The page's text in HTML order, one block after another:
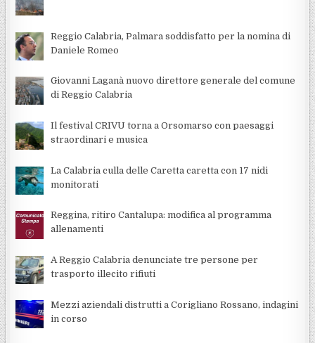
Reggio Calabria, Palmara soddisfatto per la nomina di
Daniele Romeo
Giovanni Laganà nuovo direttore generale del comune
di Reggio Calabria
Il festival CRIVU torna a Orsomarso con paesaggi
straordinari e musica
La Calabria culla delle Caretta caretta con 17 nidi
monitorati
Reggina, ritiro Cantalupa: modifica al programma
allenamenti
A Reggio Calabria denunciate tre persone per
trasporto illecito rifiuti
Mezzi aziendali distrutti a Corigliano Rossano, indagini
in corso